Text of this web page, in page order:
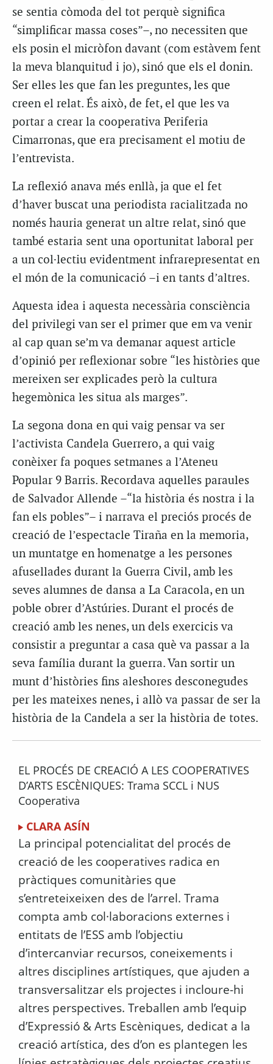
se sentia còmoda del tot perquè significa
“simplificar massa coses”–, no necessiten que
els posin el micròfon davant (com estàvem fent
la meva blanquitud i jo), sinó que els el donin.
Ser elles les que fan les preguntes, les que
creen el relat. És això, de fet, el que les va
portar a crear la cooperativa Periferia
Cimarronas, que era precisament el motiu de
l’entrevista.
La reflexió anava més enllà, ja que el fet
d’haver buscat una periodista racialitzada no
només hauria generat un altre relat, sinó que
també estaria sent una oportunitat laboral per
a un col·lectiu evidentment infrarepresentat en
el món de la comunicació –i en tants d’altres.
Aquesta idea i aquesta necessària consciència
del privilegi van ser el primer que em va venir
al cap quan se’m va demanar aquest article
d’opinió per reflexionar sobre “les històries que
mereixen ser explicades però la cultura
hegemònica les situa als marges”.
La segona dona en qui vaig pensar va ser
l’activista Candela Guerrero, a qui vaig
conèixer fa poques setmanes a l’Ateneu
Popular 9 Barris. Recordava aquelles paraules
de Salvador Allende –“la història és nostra i la
fan els pobles”– i narrava el preciós procés de
creació de l’espectacle Tiraña en la memoria,
un muntatge en homenatge a les persones
afusellades durant la Guerra Civil, amb les
seves alumnes de dansa a La Caracola, en un
poble obrer d’Astúries. Durant el procés de
creació amb les nenes, un dels exercicis va
consistir a preguntar a casa què va passar a la
seva família durant la guerra. Van sortir un
munt d’històries fins aleshores desconegudes
per les mateixes nenes, i allò va passar de ser la
història de la Candela a ser la història de totes.
EL PROCÉS DE CREACIÓ A LES COOPERATIVES
D’ARTS ESCÈNIQUES: Trama SCCL i NUS
Cooperativa
CLARA ASÍN
La principal potencialitat del procés de
creació de les cooperatives radica en
pràctiques comunitàries que
s’entreteixeixen des de l’arrel. Trama
compta amb col·laboracions externes i
entitats de l’ESS amb l’objectiu
d’intercanviar recursos, coneixements i
altres disciplines artístiques, que ajuden a
transversalitzar els projectes i incloure-hi
altres perspectives. Treballen amb l’equip
d’Expressió & Arts Escèniques, dedicat a la
creació artística, des d’on es plantegen les